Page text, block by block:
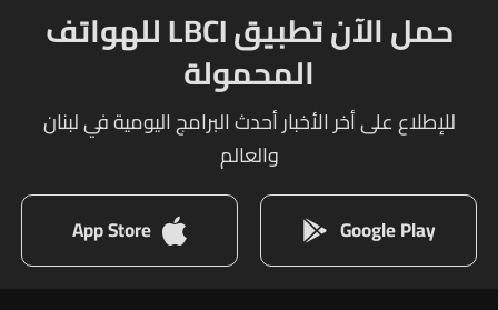
حمل الآن تطبيق LBCI للهواتف
المحمولة
للإطلاع على أخر الأخبار أحدث البرامج اليومية في لبنان
والعالم
Google Play
App Store